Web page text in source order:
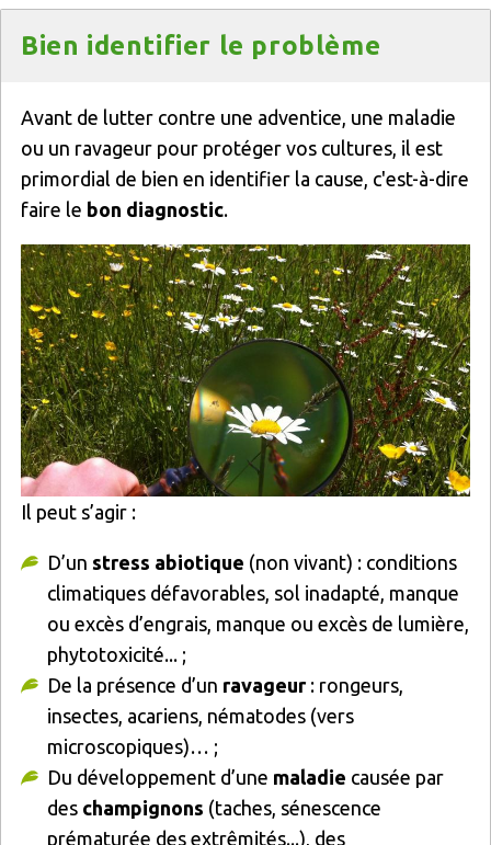
Bien identifier le problème
Avant de lutter contre une adventice, une maladie
ou un ravageur pour protéger vos cultures, il est
primordial de bien en identifier la cause, c'est-à-dire
faire le bon diagnostic.
Image
Il peut s’agir :
D’un stress abiotique (non vivant) : conditions
climatiques défavorables, sol inadapté, manque
ou excès d’engrais, manque ou excès de lumière,
phytotoxicité... ;
De la présence d’un ravageur: rongeurs,
insectes, acariens, nématodes (vers
microscopiques)… ;
Du développement d’une maladie causée par
des champignons (taches, sénescence
prématurée des extrêmités...), des